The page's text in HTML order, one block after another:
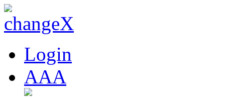
Login
AAA